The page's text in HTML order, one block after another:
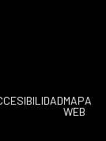
MAPA
WEB